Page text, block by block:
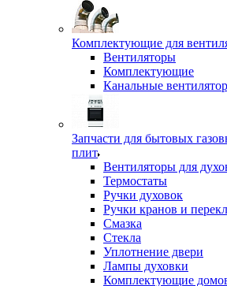
Комплектующие для
Вентиляторы
Комплектующие
Канальные
Запчасти для бытовых
плит
Вентиляторы для
Термостаты
Ручки духовок
Ручки кранов и
Смазка
Стекла
Уплотнение двери
Лампы духовки
Комплектующие